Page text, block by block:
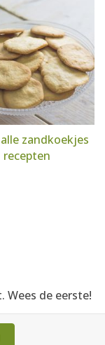
zandkoekjes
recepten
Wees de eerste!